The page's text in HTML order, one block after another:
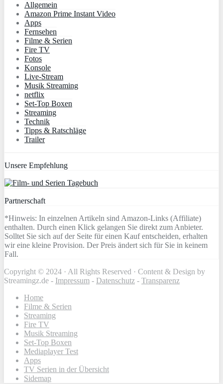
Allgemein
Amazon Prime Instant Video
Apps
Fernsehen
Filme & Serien
Fire TV
Fotos
Konsole
Live-Stream
Musik Streaming
netflix
Set-Top Boxen
Streaming
Technik
Tipps & Ratschläge
Trailer
Unsere Empfehlung
Partnerschaft
*Hinweis: In einzelnen Artikeln sind Amazon-Links (Affiliate)
enthalten. Durch einen Klick gelangen Sie direkt zum Anbieter.
Solltet Sie sich auf der Seite für einen Kauf entscheiden, erhalten
wir eine kleine Provision. Der Preis ändert sich für Sie in keinem
Fall.
Copyright © 2024 · All Rights Reserved · Content & Design by
Streamingz.de - Impressum - Datenschutz - Transparenz
Home
Filme & Serien
Streaming
Fire TV
Musik Streaming
Set-Top Boxen
Mediaplayer Test
Apps
TV Serien in der Übersicht
Sidemap